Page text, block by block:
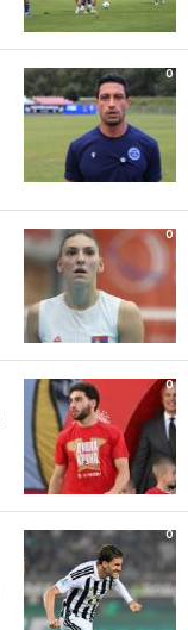
0
0
0
0